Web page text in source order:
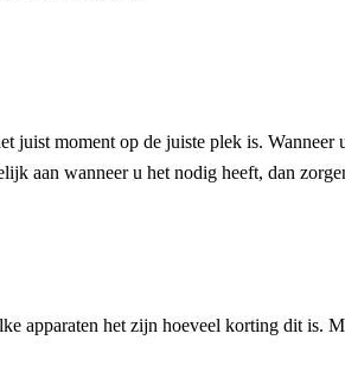
juist moment op de juiste plek is.
aan wanneer u het nodig heeft, dan
apparaten het zijn hoeveel korting dit is.